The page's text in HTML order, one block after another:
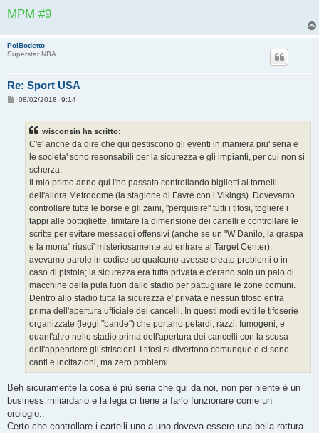
MPM #9
PolBodetto
Superstar NBA
Re: Sport USA
M08/02/2018, 9:14
wisconsin ha scritto:
C'e' anche da dire che qui gestiscono gli eventi in maniera piu' seria e
le societa' sono resonsabili per la sicurezza e gli impianti, per cui non si
scherza.
Il mio primo anno qui l'ho passato controllando biglietti ai tornelli
dell'allora Metrodome (la stagione di Favre con i Vikings). Dovevamo
controllare tutte le borse e gli zaini, "perquisire" tutti i tifosi, togliere i
tappi alle bottigliette, limitare la dimensione dei cartelli e controllare le
scritte per evitare messaggi offensivi (anche se un "W Danilo, la graspa
e la mona" riusci' misteriosamente ad entrare al Target Center);
avevamo parole in codice se qualcuno avesse creato problemi o in
caso di pistola; la sicurezza era tutta privata e c'erano solo un paio di
macchine della pula fuori dallo stadio per pattugliare le zone comuni.
Dentro allo stadio tutta la sicurezza e' privata e nessun tifoso entra
prima dell'apertura ufficiale dei cancelli. In questi modi eviti le tifoserie
organizzate (leggi "bande") che portano petardi, razzi, fumogeni, e
quant'altro nello stadio prima dell'apertura dei cancelli con la scusa
dell'appendere gli striscioni. I tifosi si divertono comunque e ci sono
canti e incitazioni, ma zero problemi.
Beh sicuramente la cosa è più seria che qui da noi, non per niente è un
business miliardario e la lega ci tiene a farlo funzionare come un
orologio..
Certo che controllare i cartelli uno a uno doveva essere una bella rottura